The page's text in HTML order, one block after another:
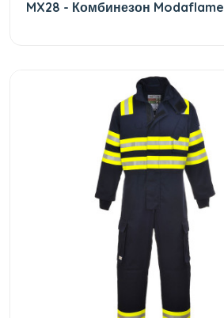
MX28 - Комбинезон Modaflame